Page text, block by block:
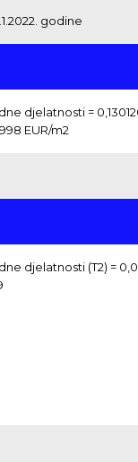
godine
djelatnosti =
EUR/m2
djelatnosti (T2) =